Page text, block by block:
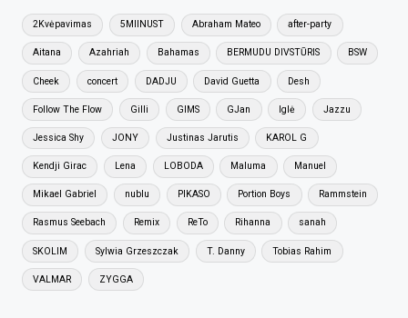
2Kvėpavimas 5MIINUST Abraham Mateo after-party
Aitana Azahriah Bahamas BERMUDU DIVSTŪRIS BSW
Cheek concert DADJU David Guetta Desh
Follow The Flow Gilli GIMS GJan Iglė Jazzu
Jessica Shy JONY Justinas Jarutis KAROL G
Kendji Girac Lena LOBODA Maluma Manuel
Mikael Gabriel nublu PIKASO Portion Boys Rammstein
Rasmus Seebach Remix ReTo Rihanna sanah
SKOLIM Sylwia Grzeszczak T. Danny Tobias Rahim
VALMAR ZYGGA